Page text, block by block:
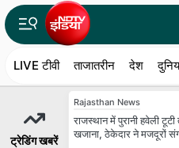
LIVE टीवी ताजातरीन देश
ट्रेडिंग खबरें
Rajasthan News
राजस्थान में पुरानी हवेली टूटी
खजाना, ठेकेदार ने मजदूरों संग